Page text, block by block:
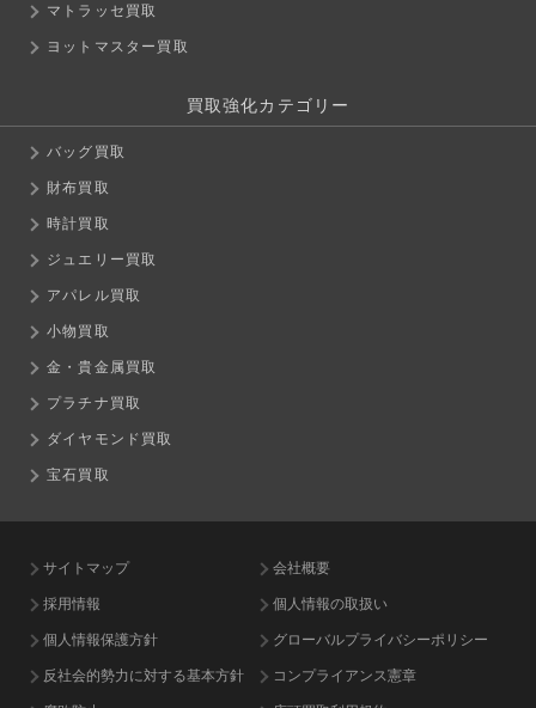
マトラッセ買取
ヨットマスター買取
買取強化カテゴリー
バッグ買取
財布買取
時計買取
ジュエリー買取
アパレル買取
小物買取
金・貴金属買取
プラチナ買取
ダイヤモンド買取
宝石買取
サイトマップ 会社概要
採用情報 個人情報の取扱い
個人情報保護方針 グローバルプライバシーポリシー
反社会的勢力に対する基本方針 コンプライアンス憲章